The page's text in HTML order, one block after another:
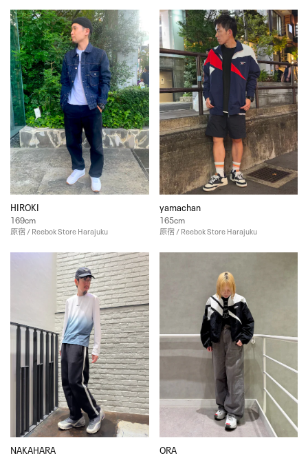
HIROKI
169cm
原宿 / Reebok Store Harajuku
yamachan
165cm
原宿 / Reebok Store Harajuku
NAKAHARA ORA